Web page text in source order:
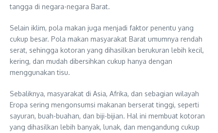
tangga di negara-negara Barat.
Selain iklim, pola makan juga menjadi faktor penentu yang
cukup besar. Pola makan masyarakat Barat umumnya rendah
serat, sehingga kotoran yang dihasilkan berukuran lebih kecil,
kering, dan mudah dibersihkan cukup hanya dengan
menggunakan tisu.
Sebaliknya, masyarakat di Asia, Afrika, dan sebagian wilayah
Eropa sering mengonsumsi makanan berserat tinggi, seperti
sayuran, buah-buahan, dan biji-bijian. Hal ini membuat kotoran
yang dihasilkan lebih banyak, lunak, dan mengandung cukup